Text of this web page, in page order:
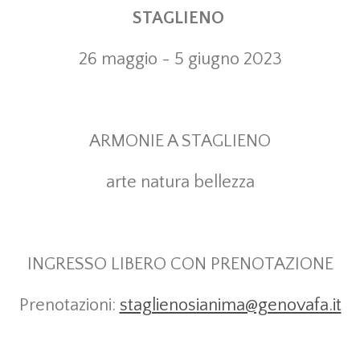
STAGLIENO
26 maggio - 5 giugno 2023
ARMONIE A STAGLIENO
arte natura bellezza
INGRESSO LIBERO CON PRENOTAZIONE
Prenotazioni: staglienosianima@genovafa.it